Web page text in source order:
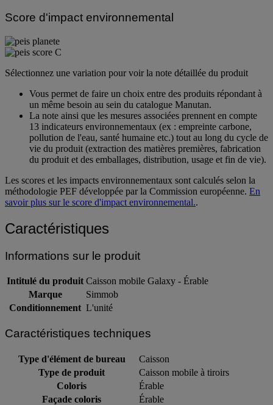
Score d'impact environnemental
Sélectionnez une variation pour voir la note détaillée du produit
Vous permet de faire un choix entre des produits répondant à
un même besoin au sein du catalogue Manutan.
La note ainsi que les mesures associées prennent en compte
13 indicateurs environnementaux (ex : empreinte carbone,
pollution de l'eau, santé humaine etc.) tout au long du cycle de
vie du produit (extraction des matières premières, fabrication
du produit et des emballages, distribution, usage et fin de vie).
Les scores et les impacts environnementaux sont calculés selon la
méthodologie PEF développée par la Commission européenne. En
savoir plus sur le score d'impact environnemental..
Caractéristiques
Informations sur le produit
Intitulé du produit Caisson mobile Galaxy - Érable
Marque
Simmob
Conditionnement L'unité
Caractéristiques techniques
Type d'élément de bureau
Caisson
Type de produit
Caisson mobile à tiroirs
Coloris
Érable
Façade coloris
Érable